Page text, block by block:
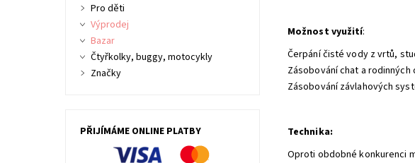
Možnost využití:
Čerpání čisté vody z vrtů,
Zásobování chat a rodinných
Zásobování závlahových
Technika:
Oproti obdobné konkurenci
Pro děti
Výprodej
Bazar
Čtyřkolky, buggy, motocykly
Značky
PŘIJÍMÁME ONLINE PLATBY